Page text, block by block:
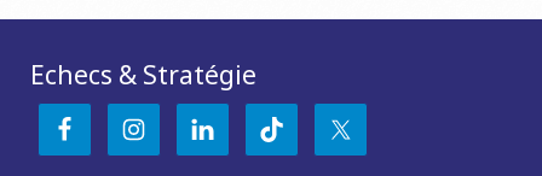
Echecs & Stratégie